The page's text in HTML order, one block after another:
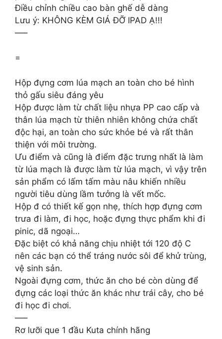
Điều chỉnh chiều cao bàn ghế dễ dàng
Lưu ý: KHÔNG KÈM GIÁ ĐỠ IPAD Ạ!!!
—–
=
Hộp đựng cơm lúa mạch an toàn cho bé hình
thỏ gấu siêu đáng yêu
Hộp được làm từ chất liệu nhựa PP cao cấp và
thân lúa mạch từ thiên nhiên không chứa chất
độc hại, an toàn cho sức khỏe bé và rất thân
thiện với môi trường.
Ưu điểm và cũng là điểm đặc trưng nhất là làm
từ lúa mạch là được làm từ lúa mạch, vì vậy trên
sản phẩm có lấm tấm màu nâu khiến nhiều
người tiêu dùng lầm tưởng là vết mốc.
Hộp đ có thiết kế gọn nhẹ, thích hợp đựng cơm
trưa đi làm, đi học, hoặc đựng thực phẩm khi đi
pinic, dã ngoại…
Đặc biệt có khả năng chịu nhiệt tới 120 độ C
nên các bạn có thể tráng nước sôi để khử trùng,
vệ sinh sản.
Ngoài đựng cơm, thức ăn cho bé còn dùng để
đựng các loại thức ăn khác như trái cây, cho bé
đi học đi chơi.
—–
Rơ lưỡi que 1 đầu Kuta chính hãng